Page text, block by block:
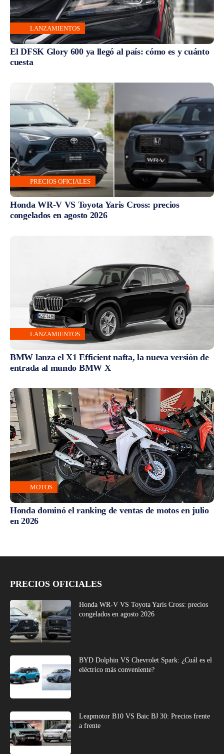
LANZAMIENTOS
El DFSK Glory 600 ya llegó al país: cómo es y cuánto
cuesta
PRECIOS OFICIALES
Honda WR-V VS Toyota Yaris Cross: precios
congelados en agosto 2026
LANZAMIENTOS
BMW lanza el X1 Efficient nafta, la nueva versión de
entrada al mundo BMW X
MOTOS
Honda dominó el ranking de ventas de motos en julio
en 2026
PRECIOS OFICIALES
Honda WR-V VS Toyota Yaris Cross: precios
congelados en agosto 2026
BYD Dolphin VS Chevrolet Spark: ¿Cuál es el
eléctrico más conveniente?
Leapmotor B10 VS Baic BJ 30: Precios frente
a frente